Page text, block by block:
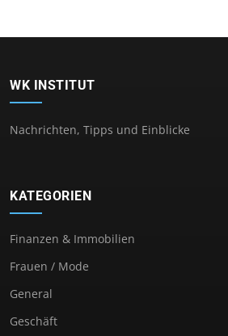
WK INSTITUT
Nachrichten, Tipps und Einblicke
KATEGORIEN
Finanzen & Immobilien
Frauen / Mode
General
Geschäft